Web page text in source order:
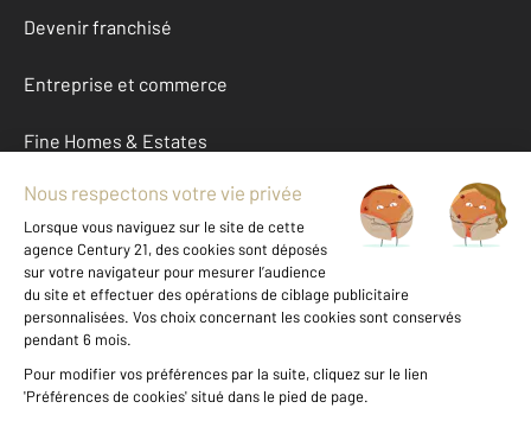
Devenir franchisé
Entreprise et commerce
Fine Homes & Estates
À propos
International
Nous contacter